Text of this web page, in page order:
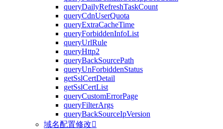
queryDailyRefreshTaskCount
queryCdnUserQuota
queryExtraCacheTime
queryForbiddenInfoList
queryUrlRule
queryHttp2
queryBackSourcePath
queryUnForbiddenStatus
getSslCertDetail
getSslCertList
queryCustomErrorPage
queryFilterArgs
queryBackSourceIpVersion
域名配置修改